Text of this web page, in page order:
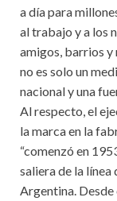
a día para
al trabajo y a los
amigos, barrios y
no es solo un
nacional y una
Al respecto, el
la marca en la
“comenzó en
saliera de la
Argentina.